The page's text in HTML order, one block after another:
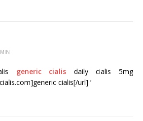
generic cialis daily cialis 5mg
cialis[/url] ’